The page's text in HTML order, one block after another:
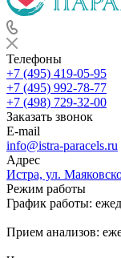
Телефоны
+7 (495) 419-05-95
+7 (495) 992-78-77
+7 (498) 729-32-00
Заказать звонок
E-mail
info@istra-paracels.ru
Адрес
Истра, ул.
Режим работы
График работы:
Прием анализов: